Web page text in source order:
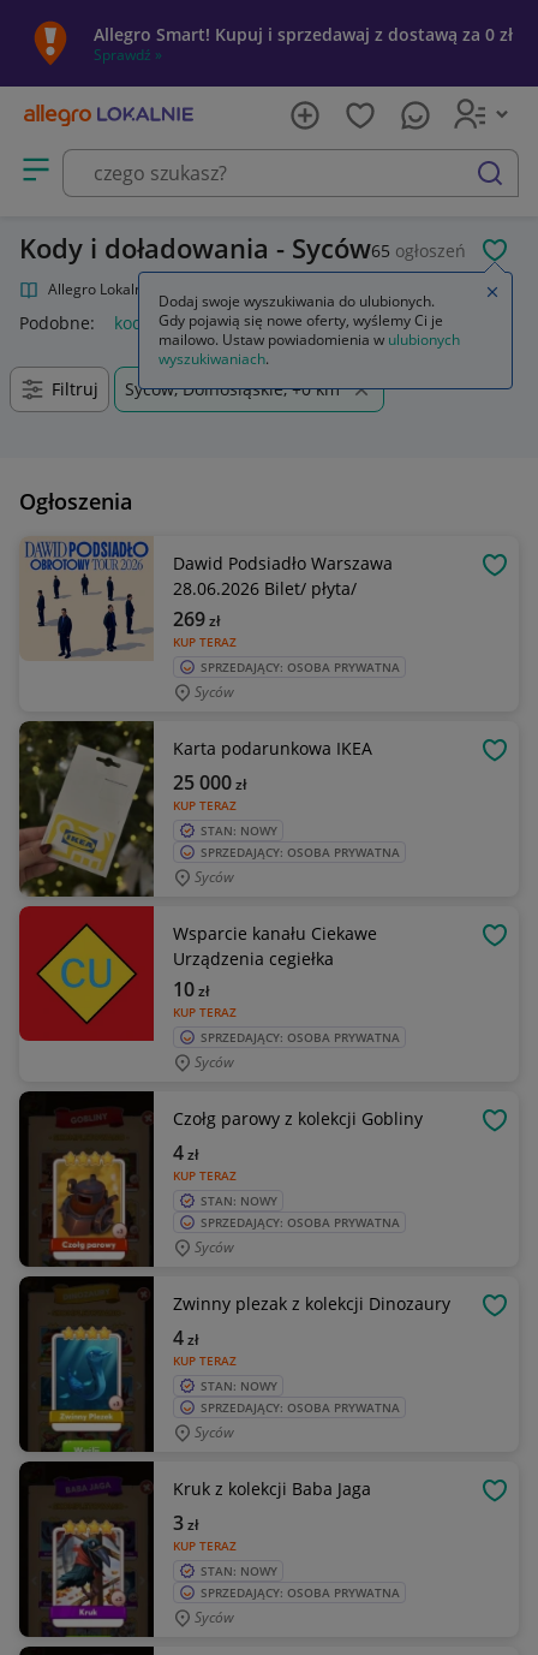
Allegro Smart! Kupuj i sprzedawaj z dostawą za 0 zł
Sprawdź »
Otwórz menu z kategoriami
szukaj
Kody i doładowania - Syców65 ogłoszeń
Allegro Lokalnie
Podobne: kody i doładowania
Filtruj Syców, Dolnośląskie, +0 km
Ogłoszenia
Dawid Podsiadło Warszawa
28.06.2026 Bilet/ płyta/
KUP TERAZ
269zł
SPRZEDAJĄCY: OSOBA PRYWATNA
Syców
Karta podarunkowa IKEA
KUP TERAZ
25 000zł
STAN: NOWY
SPRZEDAJĄCY: OSOBA PRYWATNA
Syców
Wsparcie kanału Ciekawe
Urządzenia cegiełka
KUP TERAZ
10zł
SPRZEDAJĄCY: OSOBA PRYWATNA
Syców
Czołg parowy z kolekcji Gobliny
KUP TERAZ
4zł
STAN: NOWY
SPRZEDAJĄCY: OSOBA PRYWATNA
Syców
Zwinny plezak z kolekcji Dinozaury
KUP TERAZ
4zł
STAN: NOWY
SPRZEDAJĄCY: OSOBA PRYWATNA
Syców
Kruk z kolekcji Baba Jaga
KUP TERAZ
3zł
STAN: NOWY
SPRZEDAJĄCY: OSOBA PRYWATNA
Syców
Dodaj swoje wyszukiwania do ulubionych.
Gdy pojawią się nowe oferty, wyślemy Ci je
mailowo. Ustaw powiadomienia w ulubionych
wyszukiwaniach.